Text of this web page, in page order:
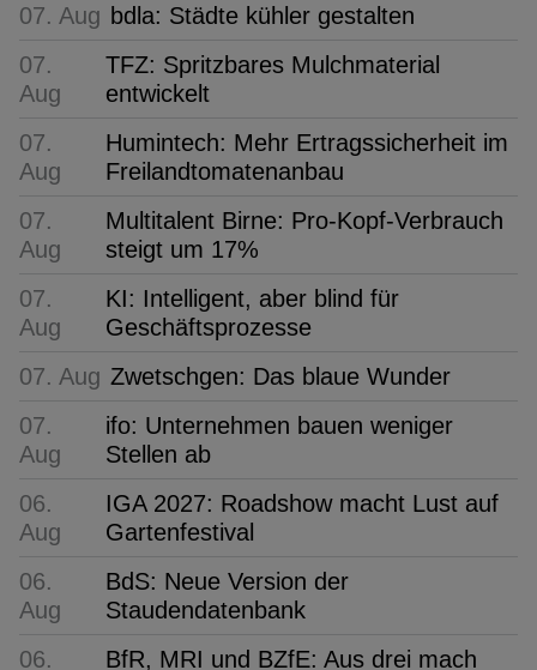
07. Aug bdla: Städte kühler gestalten
07.
Aug
TFZ: Spritzbares Mulchmaterial
entwickelt
07.
Aug
Humintech: Mehr Ertragssicherheit im
Freilandtomatenanbau
07.
Aug
Multitalent Birne: Pro-Kopf-Verbrauch
steigt um 17%
07.
Aug
KI: Intelligent, aber blind für
Geschäftsprozesse
07. Aug Zwetschgen: Das blaue Wunder
07.
Aug
ifo: Unternehmen bauen weniger
Stellen ab
06.
Aug
IGA 2027: Roadshow macht Lust auf
Gartenfestival
06.
Aug
BdS: Neue Version der
Staudendatenbank
06.
BfR, MRI und BZfE: Aus drei mach